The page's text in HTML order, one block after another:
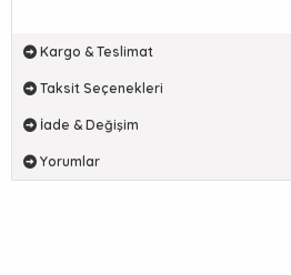
Kargo & Teslimat
Taksit Seçenekleri
İade & Değişim
Yorumlar